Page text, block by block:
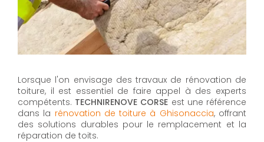
Lorsque l'on envisage des travaux de rénovation de
toiture, il est essentiel de faire appel à des experts
compétents. TECHNIRENOVE CORSE est une référence
dans la rénovation de toiture à Ghisonaccia, offrant
des solutions durables pour le remplacement et la
réparation de toits.